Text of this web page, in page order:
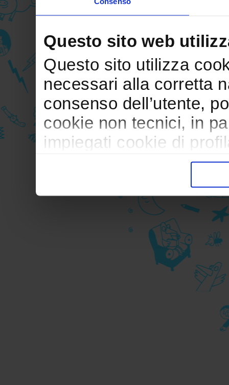
Questo sito web
Questo sito utilizza
necessari alla corretta
consenso dell’utente,
cookie non tecnici, in
impiegati cookie di
trasferimento verso
durante la navigazione.
Per maggiori dettagli
durante la
privacy sui cookie, ti
informativa cookie
Chiudendo il banner
senza alcuna
cookie tecnici.